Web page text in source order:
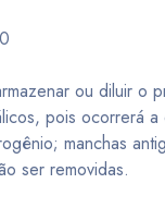
ou diluir o
pois ocorrerá a
manchas
ser removidas.